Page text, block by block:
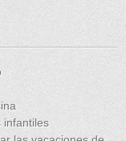
infantiles